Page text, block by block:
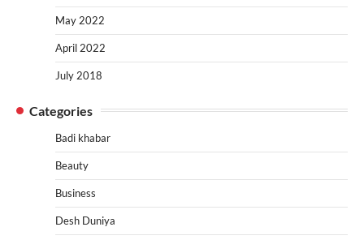
May 2022
April 2022
July 2018
Categories
Badi khabar
Beauty
Business
Desh Duniya